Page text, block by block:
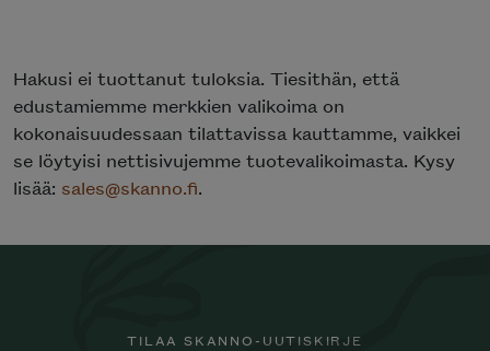
Hakusi ei tuottanut tuloksia. Tiesithän, että
edustamiemme merkkien valikoima on
kokonaisuudessaan tilattavissa kauttamme, vaikkei
se löytyisi nettisivujemme tuotevalikoimasta. Kysy
lisää: sales@skanno.fi.
TILAA SKANNO-UUTISKIRJE